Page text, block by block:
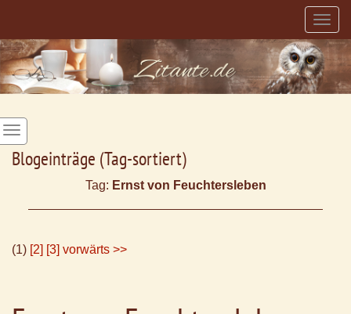
Blogeinträge (Tag-sortiert)
Tag: Ernst von Feuchtersleben
(1) [2] [3] vorwärts >>